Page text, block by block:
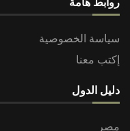
سياسة الخصوصية
إكتب معنا
دليل الدول
مصر